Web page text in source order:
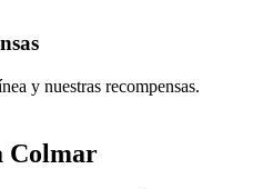
y nuestras recompensas.
Colmar